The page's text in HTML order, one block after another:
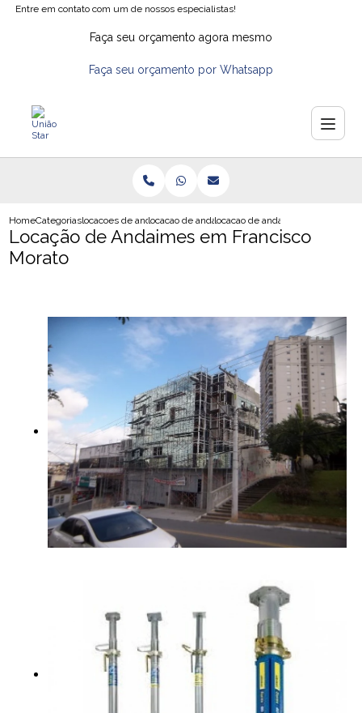
Entre em contato com um de nossos especialistas!
Faça seu orçamento agora mesmo
Faça seu orçamento por Whatsapp
HomeCategoriaslocacoes de andaimeslocacao de andaimes na zona norte
locacao de andaimes em
Locação de Andaimes em Francisco
Morato